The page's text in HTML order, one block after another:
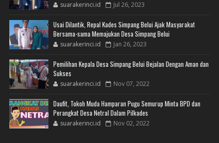
suarakerinci.id Jul 26, 2023
Usai Dilantik, Repal Kades Simpang Belui Ajak Masyarakat
Bersama-sama Memajukan Desa Simpang Belui
suarakerinci.id Jan 26, 2023
Pemilihan Kepala Desa Simpang Belui Bejalan Dengan Aman dan
Sukses
suarakerinci.id Nov 07, 2022
Daufit, Tokoh Muda Hamparan Pugu Semurup Minta BPD dan
Perangkat Desa Netral Dalam Pilkades
suarakerinci.id Nov 02, 2022